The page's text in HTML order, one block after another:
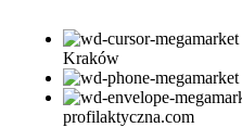
Kraków
profilaktyczna.com